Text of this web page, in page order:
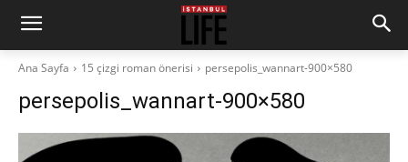
Ana Sayfa 15 çizgi roman önerisi persepolis_wannart-900×580
persepolis_wannart-900×580